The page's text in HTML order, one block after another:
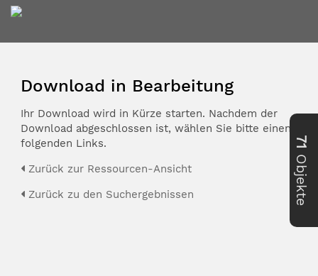
Download in Bearbeitung
Ihr Download wird in Kürze starten. Nachdem der
Download abgeschlossen ist, wählen Sie bitte einen der
folgenden Links.
Zurück zur Ressourcen-Ansicht
Zurück zu den Suchergebnissen
71
Objekte